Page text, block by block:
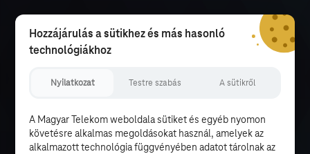
Hozzájárulás a sütikhez és más hasonló
technológiákhoz
Nyilatkozat Testre szabás A sütikről
A Magyar Telekom weboldala sütiket és egyéb nyomon
követésre alkalmas megoldásokat használ, amelyek az
alkalmazott technológia függvényében adatot tárolnak az